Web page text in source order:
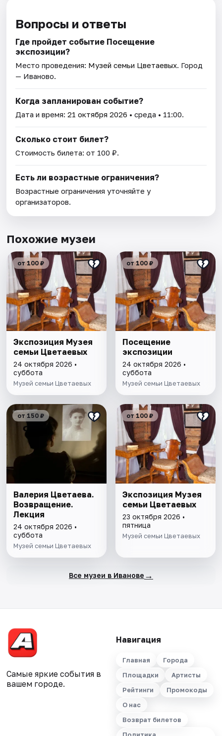
Вопросы и ответы
Где пройдет событие Посещение
экспозиции?
Место проведения: Музей семьи Цветаевых. Город
— Иваново.
Когда запланирован событие?
Дата и время:21 октября 2026 • среда • 11:00.
Сколько стоит билет?
Стоимость билета: от 100 ₽.
Есть ли возрастные ограничения?
Возрастные ограничения уточняйте у
организаторов.
Похожие музеи
от 100 ₽
Экспозиция Музея
семьи Цветаевых
24 октября 2026 •
суббота
Музей семьи Цветаевых
от 100 ₽
Посещение
экспозиции
24 октября 2026 •
суббота
Музей семьи Цветаевых
от 150 ₽
Валерия Цветаева.
Возвращение.
Лекция
24 октября 2026 •
суббота
Музей семьи Цветаевых
от 100 ₽
Экспозиция Музея
семьи Цветаевых
23 октября 2026 •
пятница
Музей семьи Цветаевых
Все музеи в Иванове →
Самые яркие события в
вашем городе.
Навигация
Главная
Города
Площадки
Артисты
Рейтинги
Промокоды
О нас
Возврат билетов